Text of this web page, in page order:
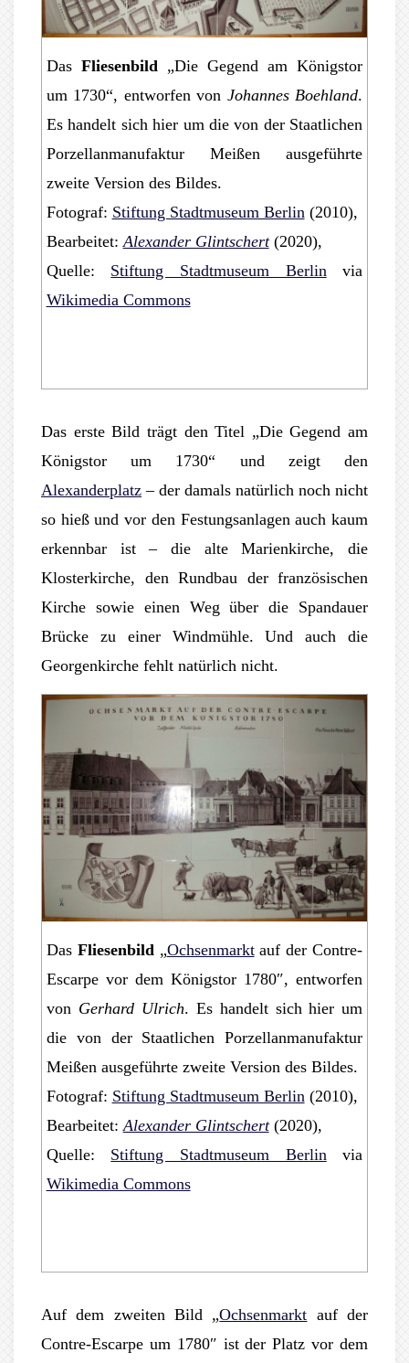
Das Fliesenbild„Die Gegend am Königstor
um 1730“, entworfen von Johannes Boehland.
Es handelt sich hier um die von der Staatlichen
Porzellanmanufaktur Meißen ausgeführte
zweite Version des Bildes.
Fotograf: Stiftung Stadtmuseum Berlin(2010),
Bearbeitet:Alexander Glintschert(2020),
Quelle: Stiftung Stadtmuseum Berlinvia
Wikimedia Commons
Das erste Bild trägt den Titel „Die Gegend am
Königstor um 1730“ und zeigt den
Alexanderplatz – der damals natürlich noch nicht
so hieß und vor den Festungsanlagen auch kaum
erkennbar ist – die alte Marienkirche, die
Klosterkirche, den Rundbau der französischen
Kirche sowie einen Weg über die Spandauer
Brücke zu einer Windmühle. Und auch die
Georgenkirche fehlt natürlich nicht.
Das Fliesenbild „Ochsenmarktauf der Contre-
Escarpe vor dem Königstor 1780″, entworfen
von Gerhard Ulrich. Es handelt sich hier um
die von der Staatlichen Porzellanmanufaktur
Meißen ausgeführte zweite Version des Bildes.
Fotograf: Stiftung Stadtmuseum Berlin (2010),
Bearbeitet: Alexander Glintschert(2020),
Quelle: Stiftung Stadtmuseum Berlin via
Wikimedia Commons
Auf dem zweiten Bild „Ochsenmarkt auf der
Contre-Escarpe um 1780″ ist der Platz vor dem